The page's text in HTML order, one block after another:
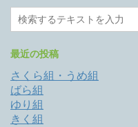
最近の投稿
さくら組・うめ組
ばら組
ゆり組
きく組